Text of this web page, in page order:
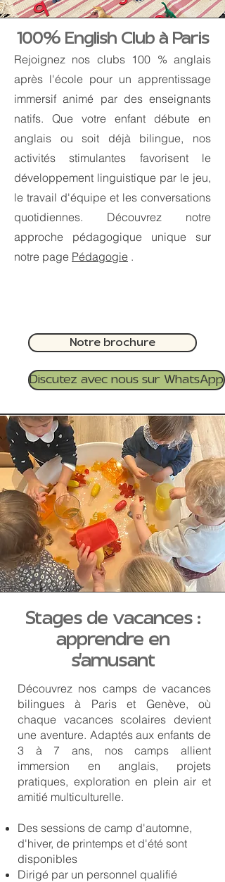
100% English Club à Paris
Rejoignez nos clubs 100 % anglais
après l'école pour un apprentissage
immersif animé par des enseignants
natifs. Que votre enfant débute en
anglais ou soit déjà bilingue, nos
activités stimulantes favorisent le
développement linguistique par le jeu,
le travail d'équipe et les conversations
quotidiennes. Découvrez notre
approche pédagogique unique sur
notre page Pédagogie .
Notre brochure
Discutez avec nous sur WhatsApp
Stages de vacances :
apprendre en
s'amusant
Découvrez nos camps de vacances
bilingues à Paris et Genève, où
chaque vacances scolaires devient
une aventure. Adaptés aux enfants de
3 à 7 ans, nos camps allient
immersion en anglais, projets
pratiques, exploration en plein air et
amitié multiculturelle.
Des sessions de camp d'automne,
d'hiver, de printemps et d'été sont
disponibles
Dirigé par un personnel qualifié